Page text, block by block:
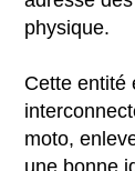
physique.
Cette entité
moto,